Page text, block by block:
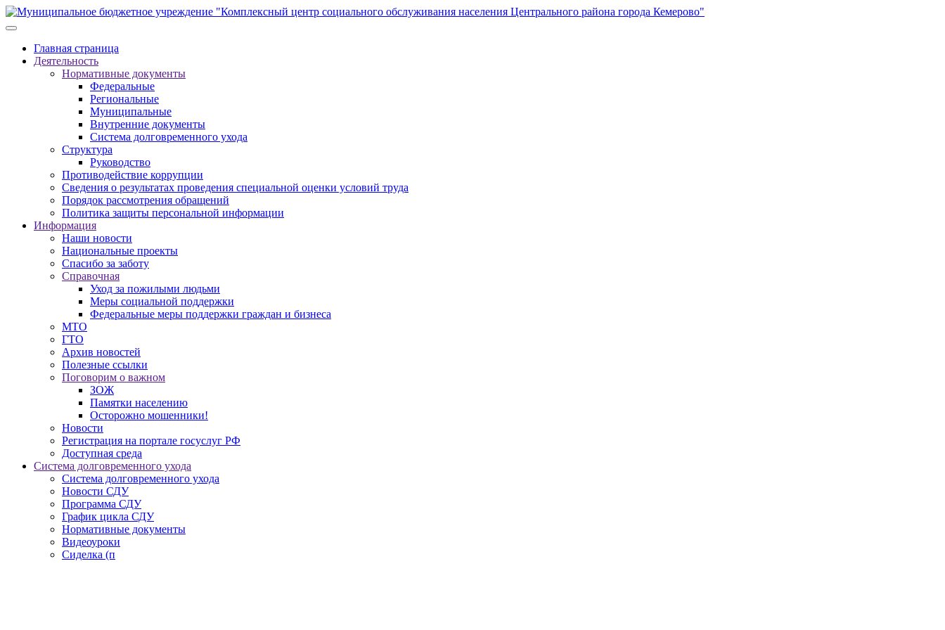
Главная страница
Деятельность
Нормативные документы
Федеральные
Региональные
Муниципальные
Внутренние документы
Система долговременного ухода
Структура
Руководство
Противодействие коррупции
Сведения о результатах проведения специальной оценки условий труда
Порядок рассмотрения обращений
Политика защиты персональной информации
Информация
Наши новости
Национальные проекты
Спасибо за заботу
Справочная
Уход за пожилыми людьми
Меры социальной поддержки
Федеральные меры поддержки граждан и бизнеса
МТО
ГТО
Архив новостей
Полезные ссылки
Поговорим о важном
ЗОЖ
Памятки населению
Осторожно мошенники!
Новости
Регистрация на портале госуслуг РФ
Доступная среда
Система долговременного ухода
Система долговременного ухода
Новости СДУ
Программа СДУ
График цикла СДУ
Нормативные документы
Видеоуроки
Сиделка (п